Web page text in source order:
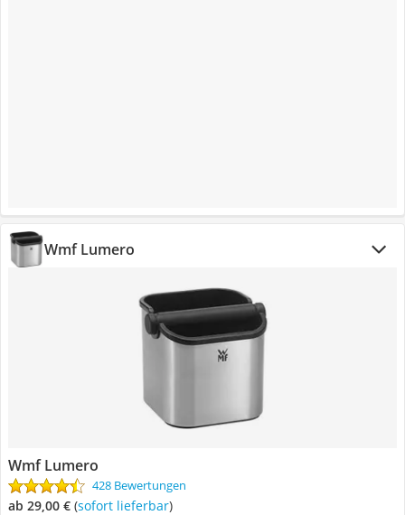
Wmf Lumero
Wmf Lumero
428 Bewertungen
ab 29,00 € ( Sofort lieferbar)